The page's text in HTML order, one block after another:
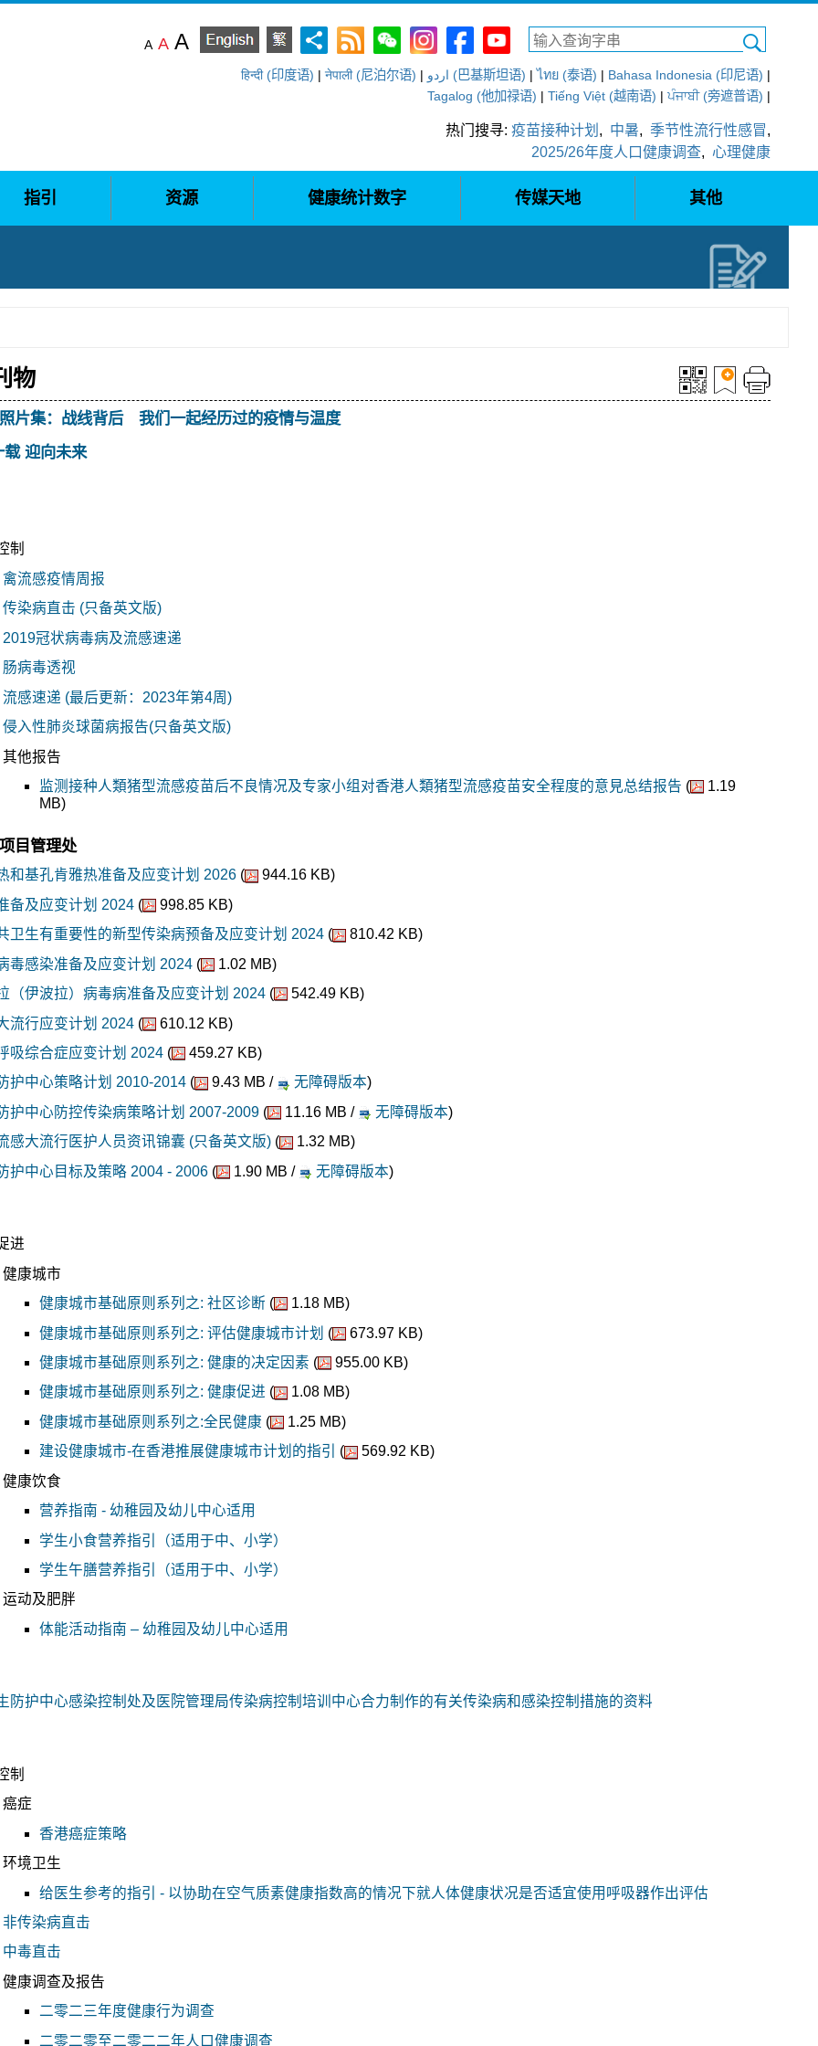
A A A
हिन्दी (印度语) | नेपाली (尼泊尔语) | اردو (巴基斯坦语) |ไทย (泰语) | Bahasa Indonesia (印尼语) |
Tagalog (他加禄语) | Tiếng Việt (越南语) |ਪੰਜਾਬੀ (旁遮普语) |
热门搜寻: 疫苗接种计划 , 中暑, 季节性流行性感冒,
2025/26年度人口健康调查, 心理健康
指引 资源 健康统计数字 传媒天地 其他
物
片集：战线背后 我们一起经历过的疫情与温度
载 迎向未来
制
禽流感疫情周报
传染病直击 (只备英文版)
2019冠状病毒病及流感速递
肠病毒透视
流感速递 (最后更新：2023年第4周)
侵入性肺炎球菌病报告(只备英文版)
其他报告
监测接种人類猪型流感疫苗后不良情况及专家小组对香港人類猪型流感疫苗安全程度的意見总结报告 (
1.19
MB)
目管理处
和基孔肯雅热准备及应变计划 2026 (
944.16 KB)
备及应变计划 2024 (
998.85 KB)
卫生有重要性的新型传染病预备及应变计划 2024 (
810.42 KB)
毒感染准备及应变计划 2024 (
1.02 MB)
（伊波拉）病毒病准备及应变计划 2024 (
542.49 KB)
流行应变计划 2024 (
610.12 KB)
吸综合症应变计划 2024 (
459.27 KB)
护中心策略计划 2010-2014 ( 9.43 MB / 无障碍版本)
护中心防控传染病策略计划 2007-2009 ( 11.16 MB / 无障碍版本)
感大流行医护人员资讯锦囊 (只备英文版) (
1.32 MB)
护中心目标及策略 2004 - 2006 ( 1.90 MB / 无障碍版本)
进
健康城市
健康城市基础原则系列之: 社区诊断 (
1.18 MB)
健康城市基础原则系列之: 评估健康城市计划 (
673.97 KB)
健康城市基础原则系列之: 健康的决定因素 (
955.00 KB)
健康城市基础原则系列之: 健康促进 (
1.08 MB)
健康城市基础原则系列之:全民健康 (
1.25 MB)
建设健康城市-在香港推展健康城市计划的指引
(
569.92 KB)
健康饮食
营养指南 - 幼稚园及幼儿中心适用
学生小食营养指引（适用于中、小学）
学生午膳营养指引（适用于中、小学）
运动及肥胖
体能活动指南 – 幼稚园及幼儿中心适用
防护中心感染控制处及医院管理局传染病控制培训中心合力制作的有关传染病和感染控制措施的资料
制
癌症
香港癌症策略
环境卫生
给医生参考的指引 - 以协助在空气质素健康指数高的情况下就人体健康状况是否适宜使用呼吸器作出评估
非传染病直击
中毒直击
健康调查及报告
二零二三年度健康行为调查
二零二零至二零二二年人口健康调查